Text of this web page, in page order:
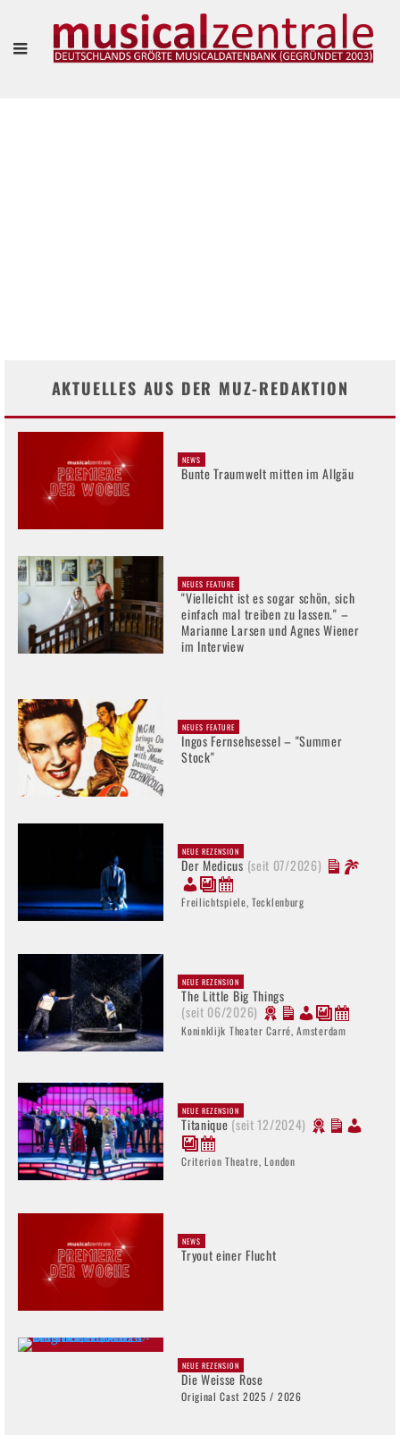
AKTUELLES AUS DER MUZ-REDAKTION
NEWS
Bunte Traumwelt mitten im Allgäu
NEUES FEATURE
"Vielleicht ist es sogar schön, sich
einfach mal treiben zu lassen." –
Marianne Larsen und Agnes Wiener
im Interview
NEUES FEATURE
Ingos Fernsehsessel – "Summer
Stock"
NEUE REZENSION
Der Medicus (seit 07/2026)
Freilichtspiele, Tecklenburg
NEUE REZENSION
The Little Big Things
(seit 06/2026)
Koninklijk Theater Carré, Amsterdam
NEUE REZENSION
Titanique(seit 12/2024)
Criterion Theatre, London
NEWS
Tryout einer Flucht
NEUE REZENSION
Die Weisse Rose
Original Cast 2025 / 2026